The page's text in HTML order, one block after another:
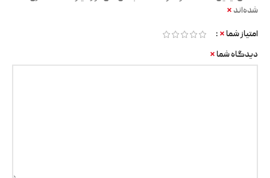
شده‌اند *
امتیاز شما *
دیدگاه شما *